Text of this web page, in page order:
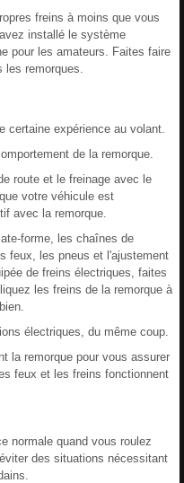
freins à moins que vous
installé le système
pour les amateurs. Faites faire
remorques.
certaine expérience au volant.
de la remorque.
route et le freinage avec le
votre véhicule est
avec la remorque.
forme, les chaînes de
feux, les pneus et l'ajustement
de freins électriques, faites
les freins de la remorque à
électriques, du même coup.
la remorque pour vous assurer
feux et les freins fonctionnent
normale quand vous roulez
des situations nécessitant